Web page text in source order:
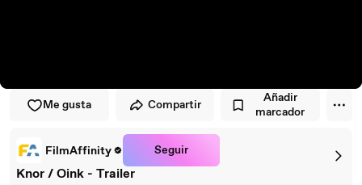
Me gusta Compartir
Añadir
marcador
FilmAffinity Seguir
Knor / Oink - Trailer